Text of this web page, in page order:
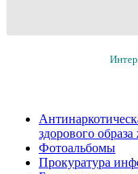
здорового
Фотоальбомы
Прокуратура